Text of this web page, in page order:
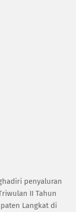
penyaluran
II Tahun
Langkat di